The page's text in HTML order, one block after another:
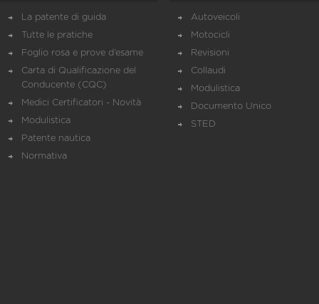
La patente di guida
Tutte le pratiche
Foglio rosa e prove d’esame
Carta di Qualificazione del
Conducente (CQC)
Medici Certificatori - Novità
Modulistica
Patente nautica
Normativa
Autoveicoli
Motocicli
Revisioni
Collaudi
Modulistica
Documento Unico
STED